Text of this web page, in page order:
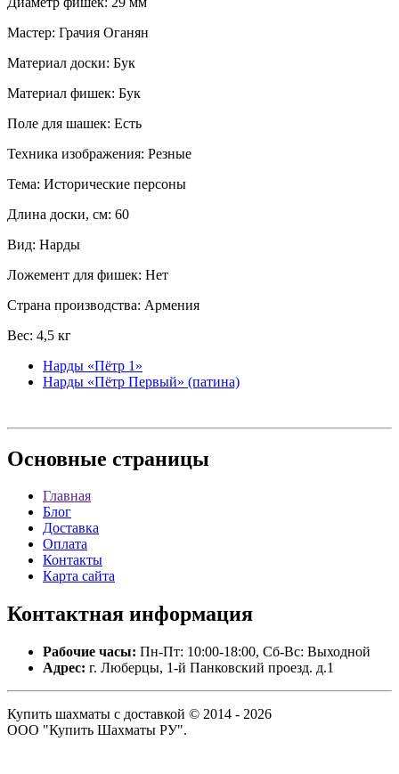
Мастер: Грачия Оганян
Материал доски: Бук
Материал фишек: Бук
Поле для шашек: Есть
Техника изображения: Резные
Тема: Исторические персоны
Длина доски, см: 60
Вид: Нарды
Ложемент для фишек: Нет
Страна производства: Армения
Вес: 4,5 кг
Нарды «Пётр 1»
Нарды «Пётр Первый» (патина)
Основные страницы
Главная
Блог
Доставка
Оплата
Контакты
Карта сайта
Контактная информация
Рабочие часы: Пн-Пт: 10:00-18:00, Сб-Вс: Выходной
Адрес: г. Люберцы, 1-й Панковский проезд. д.1
Купить шахматы с доставкой © 2014 - 2026
ООО "Купить Шахматы РУ".